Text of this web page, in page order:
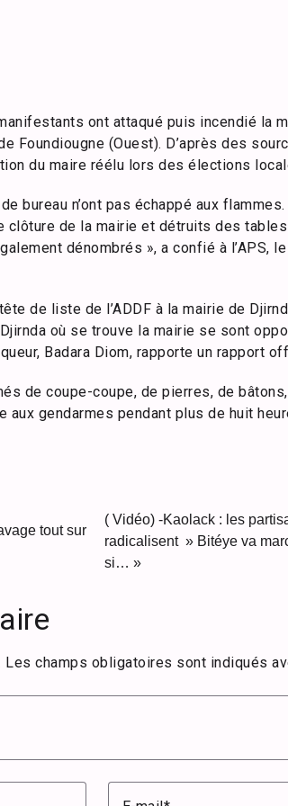
ont attaqué puis incendié la
Foundiougne (Ouest). D’après des
du maire réélu lors des élections
bureau n’ont pas échappé aux
de la mairie et détruits des
dénombrés », a confié à l’APS,
de liste de l’ADDF à la mairie de
où se trouve la mairie se sont
Badara Diom, rapporte un rapport
de coupe-coupe, de pierres, de
gendarmes pendant plus de huit
tout sur
( Vidéo) -Kaolack : les
radicalisent » Bitéye va
si… »
Les champs obligatoires sont indiqués